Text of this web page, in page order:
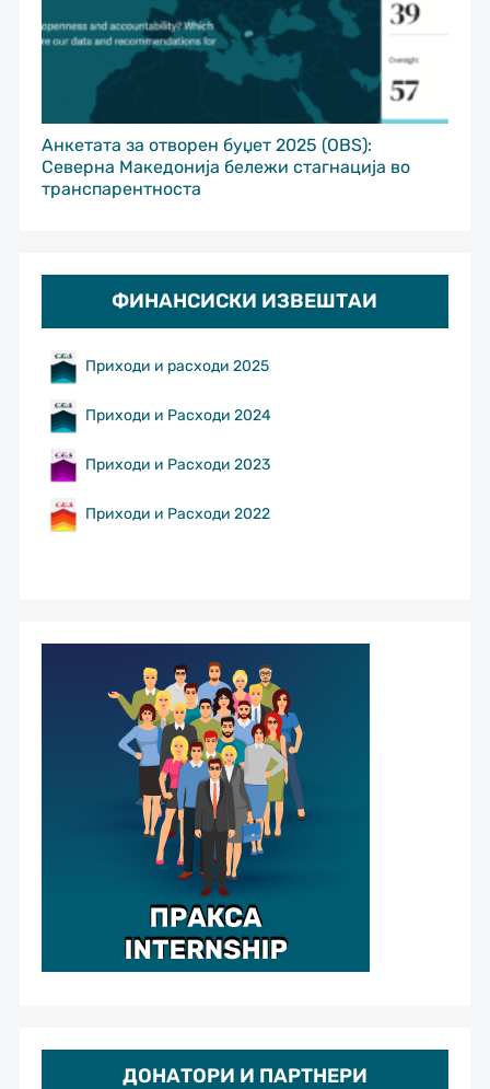
Анкетата за отворен буџет 2025 (OBS):
Северна Македонија бележи стагнација во
транспарентноста
ФИНАНСИСКИ ИЗВЕШТАИ
Приходи и расходи 2025
Приходи и Расходи 2024
Приходи и Расходи 2023
Приходи и Расходи 2022
ДОНАТОРИ И ПАРТНЕРИ